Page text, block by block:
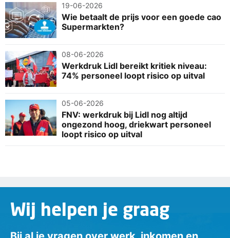
19-06-2026
Wie betaalt de prijs voor een goede cao
Supermarkten?
08-06-2026
Werkdruk Lidl bereikt kritiek niveau:
74% personeel loopt risico op uitval
05-06-2026
FNV: werkdruk bij Lidl nog altijd
ongezond hoog, driekwart personeel
loopt risico op uitval
Wij helpen je graag